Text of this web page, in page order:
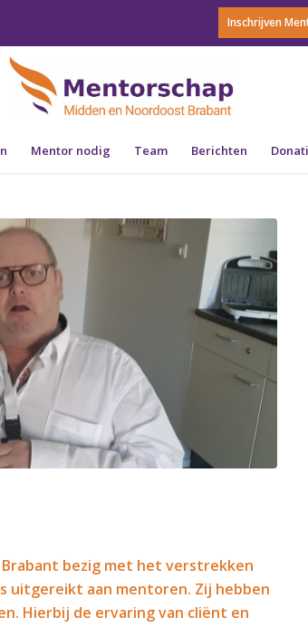
Inschrijven
Mentor nodig Team Berichten
bezig met het verstrekken
uitgereikt aan mentoren. Zij hebben
Hierbij de ervaring van cliënt en